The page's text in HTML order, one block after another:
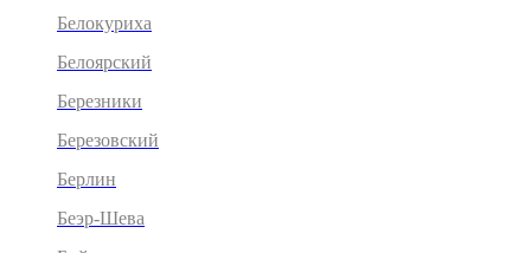
Белокуриха
Белоярский
Березники
Березовский
Берлин
Беэр-Шева